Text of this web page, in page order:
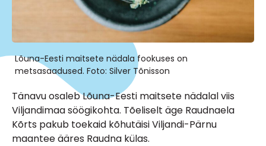
Lõuna-Eesti maitsete nädala fookuses on
metsasaadused. Foto: Silver Tõnisson
Tänavu osaleb Lõuna-Eesti maitsete nädalal viis
Viljandimaa söögikohta. Tõeliselt äge Raudnaela
Kõrts pakub toekaid kõhutäisi Viljandi-Pärnu
maantee ääres Raudna külas.